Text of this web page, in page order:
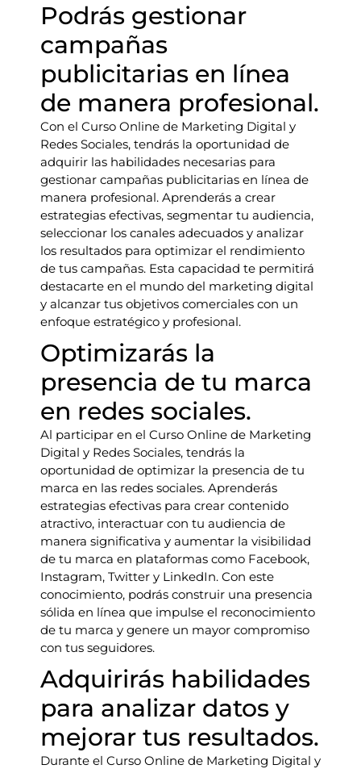
Podrás gestionar
campañas
publicitarias en línea
de manera profesional.
Con el Curso Online de Marketing Digital y
Redes Sociales, tendrás la oportunidad de
adquirir las habilidades necesarias para
gestionar campañas publicitarias en línea de
manera profesional. Aprenderás a crear
estrategias efectivas, segmentar tu audiencia,
seleccionar los canales adecuados y analizar
los resultados para optimizar el rendimiento
de tus campañas. Esta capacidad te permitirá
destacarte en el mundo del marketing digital
y alcanzar tus objetivos comerciales con un
enfoque estratégico y profesional.
Optimizarás la
presencia de tu marca
en redes sociales.
Al participar en el Curso Online de Marketing
Digital y Redes Sociales, tendrás la
oportunidad de optimizar la presencia de tu
marca en las redes sociales. Aprenderás
estrategias efectivas para crear contenido
atractivo, interactuar con tu audiencia de
manera significativa y aumentar la visibilidad
de tu marca en plataformas como Facebook,
Instagram, Twitter y LinkedIn. Con este
conocimiento, podrás construir una presencia
sólida en línea que impulse el reconocimiento
de tu marca y genere un mayor compromiso
con tus seguidores.
Adquirirás habilidades
para analizar datos y
mejorar tus resultados.
Durante el Curso Online de Marketing Digital y